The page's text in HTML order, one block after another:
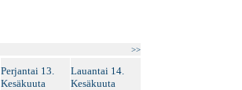
>>
Perjantai 13.
Kesäkuuta
Lauantai 14.
Kesäkuuta